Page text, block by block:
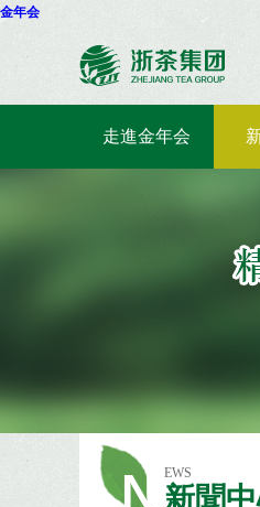
金年会
走進金年会
N EWS
新聞